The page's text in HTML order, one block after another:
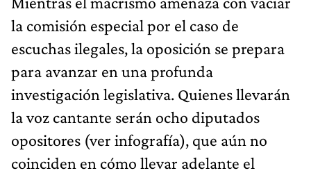
la comisión especial por el caso de
escuchas ilegales, la oposición se prepara
para avanzar en una profunda
investigación legislativa. Quienes llevarán
la voz cantante serán ocho diputados
opositores (ver infografía), que aún no
coinciden en cómo llevar adelante el